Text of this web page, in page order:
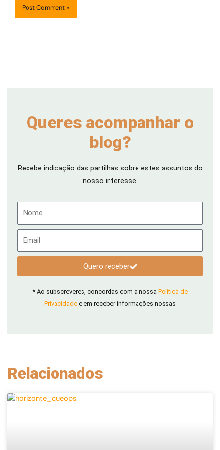
Queres acompanhar o
blog?
Recebe indicação das partilhas sobre estes assuntos do
nosso interesse.
Quero receber
* Ao subscreveres, concordas com a nossa Política de
Privacidade e em receber informações nossas
Relacionados